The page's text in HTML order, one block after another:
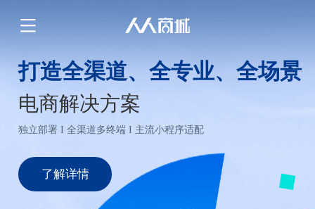
打造全渠道、全专业、全场景
电商解决方案
独立部署 I 全渠道多终端 I 主流小程序适配
了解详情